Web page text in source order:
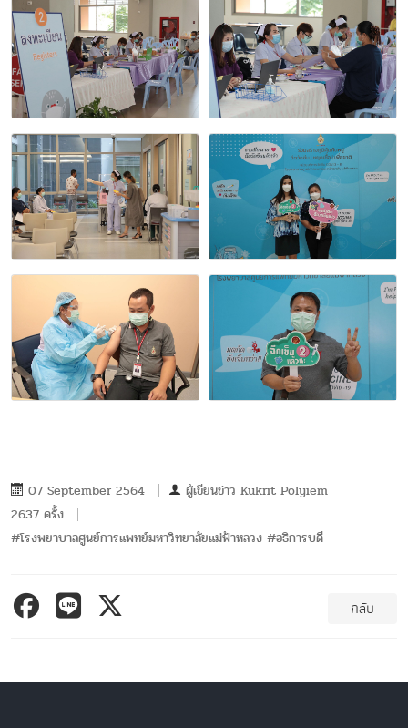
07 September 2564 ผู้เขียนข่าว Kukrit Polyiem
2637 ครั้ง
#โรงพยาบาลศูนย์การแพทย์มหาวิทยาลัยแม่ฟ้าหลวง #อธิการบดี
กลับ